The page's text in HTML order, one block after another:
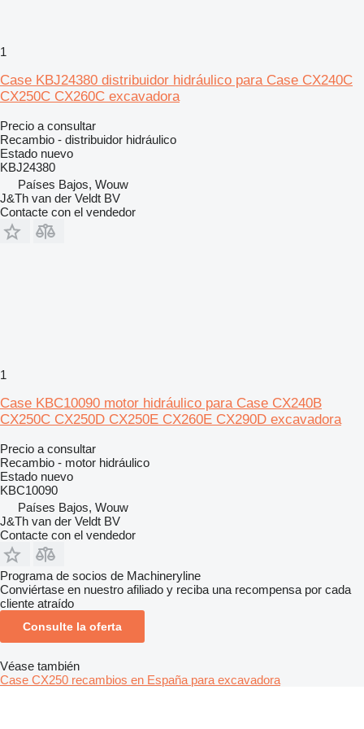
1
Case KBJ24380 distribuidor hidráulico para Case CX240C
CX250C CX260C excavadora
Precio a consultar
Recambio - distribuidor hidráulico
Estado nuevo
KBJ24380
Países Bajos, Wouw
J&Th van der Veldt BV
Contacte con el vendedor
1
Case KBC10090 motor hidráulico para Case CX240B
CX250C CX250D CX250E CX260E CX290D excavadora
Precio a consultar
Recambio - motor hidráulico
Estado nuevo
KBC10090
Países Bajos, Wouw
J&Th van der Veldt BV
Contacte con el vendedor
Programa de socios de Machineryline
Conviértase en nuestro afiliado y reciba una recompensa por cada
cliente atraído
Consulte la oferta
Véase también
Case CX250 recambios en España para excavadora